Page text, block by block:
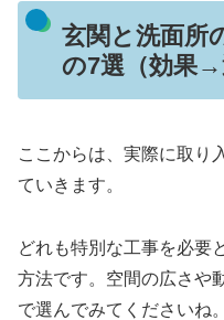
玄関と洗面所
の7選（効果→
ここからは、実際に取り
ていきます。
どれも特別な工事を必要
方法です。空間の広さや
で選んでみてくださいね。